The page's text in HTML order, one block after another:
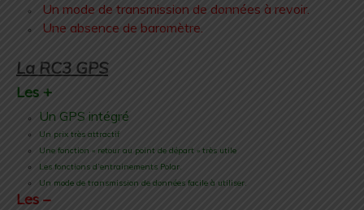
Un mode de transmission de données à revoir.
Une absence de baromètre.
La RC3 GPS
Les +
Un GPS intégré
Un prix très attractif
Une fonction « retour au point de départ » très utile
Les fonctions d’entrainements Polar.
Un mode de transmission de données facile à utiliser.
Les –